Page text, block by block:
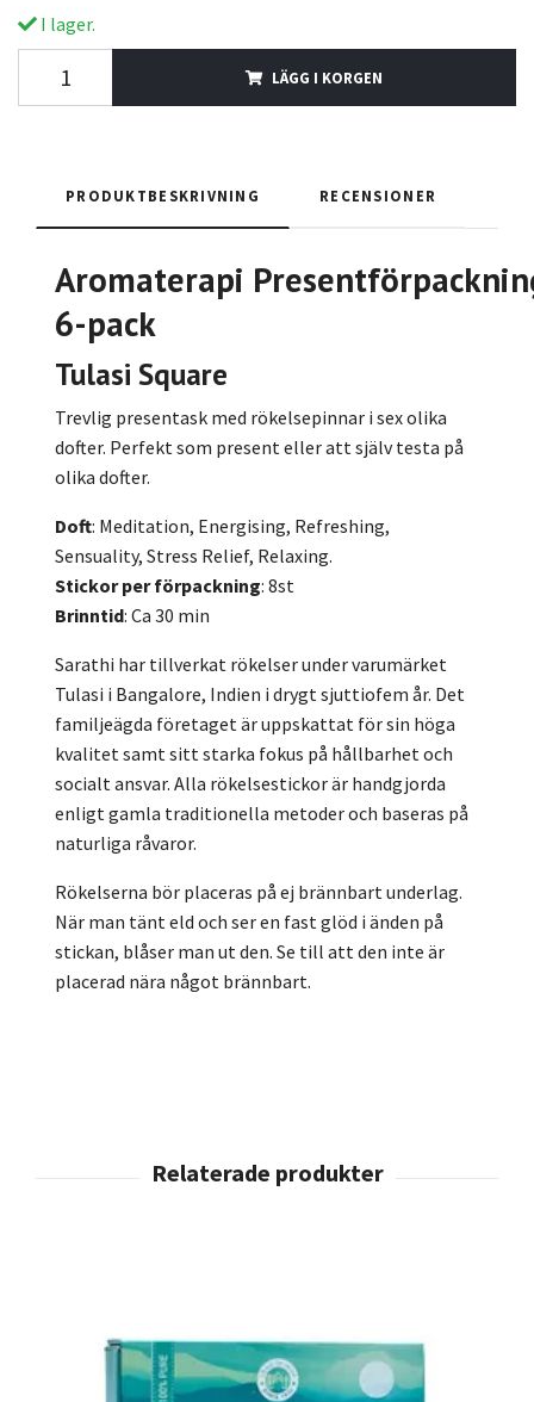
I lager.
LÄGG I KORGEN
PRODUKTBESKRIVNING RECENSIONER
Aromaterapi
6-pack
Tulasi Square
Trevlig presentask med rökelsepinnar i sex olika
dofter. Perfekt som present eller att själv testa på
olika dofter.
Doft: Meditation, Energising, Refreshing,
Sensuality, Stress Relief, Relaxing.
Stickor per förpackning: 8st
Brinntid: Ca 30 min
Sarathi har tillverkat rökelser under varumärket
Tulasi i Bangalore, Indien i drygt sjuttiofem år. Det
familjeägda företaget är uppskattat för sin höga
kvalitet samt sitt starka fokus på hållbarhet och
socialt ansvar. Alla rökelsestickor är handgjorda
enligt gamla traditionella metoder och baseras på
naturliga råvaror.
Rökelserna bör placeras på ej brännbart underlag.
När man tänt eld och ser en fast glöd i änden på
stickan, blåser man ut den. Se till att den inte är
placerad nära något brännbart.